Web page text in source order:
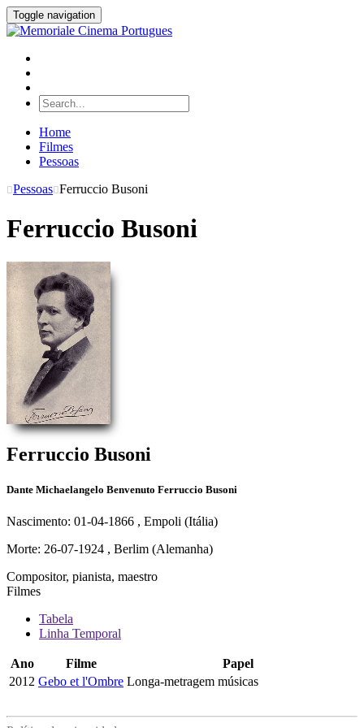
Toggle navigation
Home
Filmes
Pessoas
Pessoas Ferruccio Busoni
Ferruccio Busoni
Ferruccio Busoni
Dante Michaelangelo Benvenuto Ferruccio Busoni
Nascimento: 01-04-1866 , Empoli (Itália)
Morte: 26-07-1924 , Berlim (Alemanha)
Compositor, pianista, maestro
Filmes
Tabela
Linha Temporal
Ano Filme
Papel
2012 Gebo et l'Ombre Longa-metragem músicas